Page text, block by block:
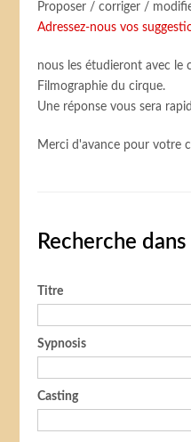
Proposer / corriger /
Adressez-nous vos
nous les étudieront avec le
Filmographie du cirque.
Une réponse vous sera
Merci d'avance pour votre
Recherche
Titre
Sypnosis
Casting